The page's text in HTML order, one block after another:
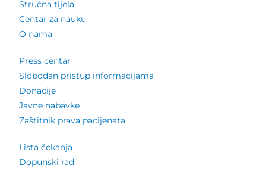
Stručna tijela
Centar za nauku
O nama
Press centar
Slobodan pristup informacijama
Donacije
Javne nabavke
Zaštitnik prava pacijenata
Lista čekanja
Dopunski rad